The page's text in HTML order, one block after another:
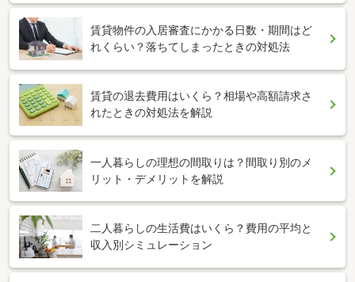
賃貸物件の入居審査にかかる日数・期間はど
れくらい？落ちてしまったときの対処法
賃貸の退去費用はいくら？相場や高額請求さ
れたときの対処法を解説
一人暮らしの理想の間取りは？間取り別のメ
リット・デメリットを解説
二人暮らしの生活費はいくら？費用の平均と
収入別シミュレーション